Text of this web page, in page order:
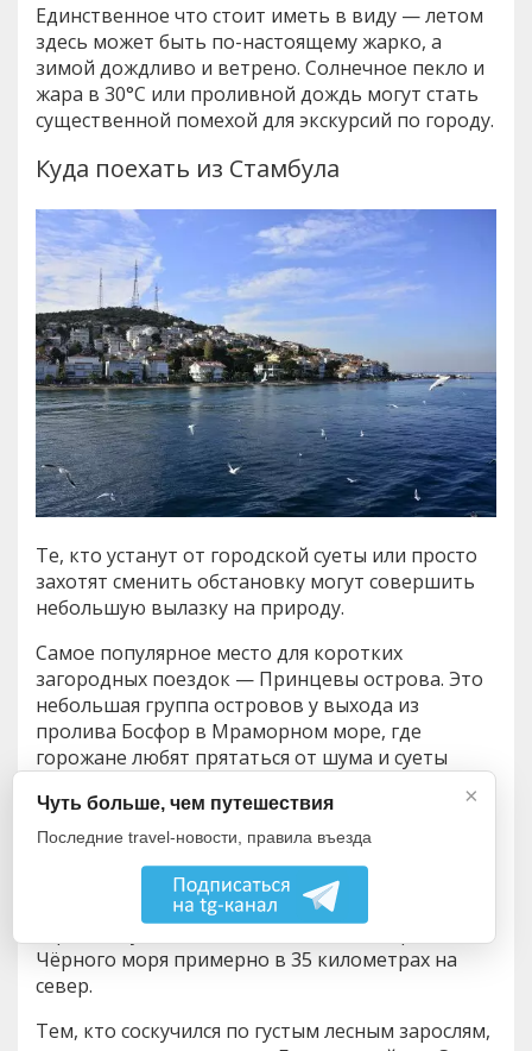
Единственное что стоит иметь в виду — летом
здесь может быть по-настоящему жарко, а
зимой дождливо и ветрено. Солнечное пекло и
жара в 30°C или проливной дождь могут стать
существенной помехой для экскурсий по городу.
Куда поехать из Стамбула
Те, кто устанут от городской суеты или просто
захотят сменить обстановку могут совершить
небольшую вылазку на природу.
Самое популярное место для коротких
загородных поездок — Принцевы острова. Это
небольшая группа островов у выхода из
пролива Босфор в Мраморном море, где
горожане любят прятаться от шума и суеты
парки. Это самый удачный вариант для
пляжного отдыха в Стамбуле.
Ещё одно интересное место, где можно
искупаться на пляже недалеко от Стамбула —
городок Кумкёй. Он находится на побережье
Чёрного моря примерно в 35 километрах на
север.
Тем, кто соскучился по густым лесным зарослям,
×
Чуть больше, чем путешествия
Последние travel-новости, правила въезда